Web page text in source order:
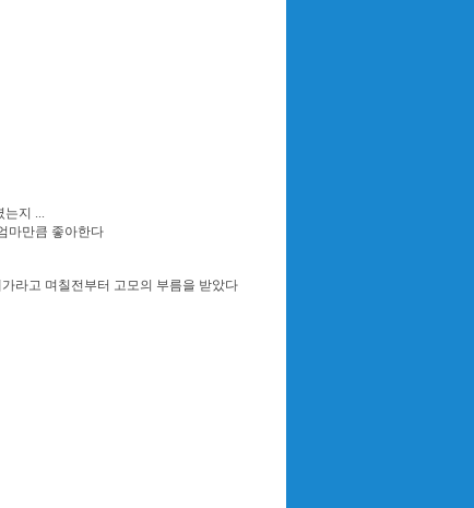
는지 ...
마만큼 좋아한다
라고 며칠전부터 고모의 부름을 받았다